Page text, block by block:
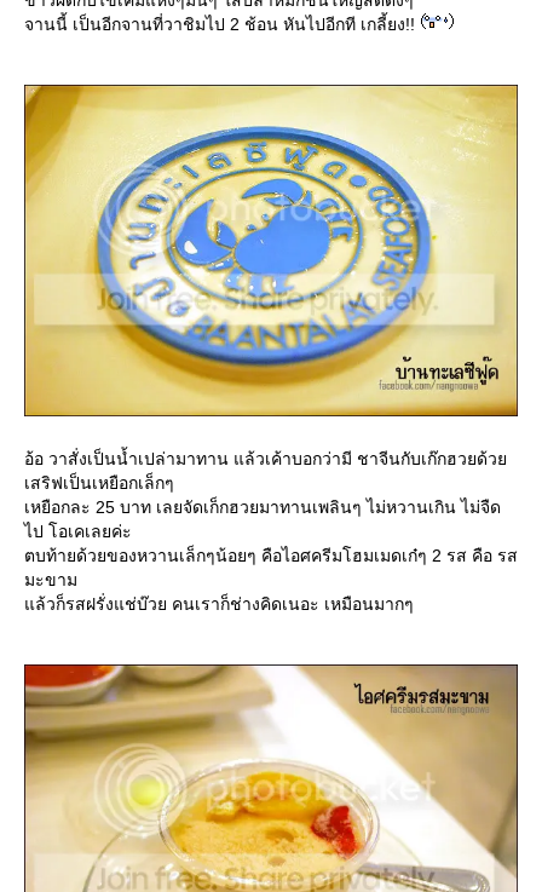
จานนี้ เป็นอีกจานที่วาชิมไป 2 ช้อน หันไปอีกที เกลี้ยง!!
อ้อ วาสั่งเป็นน้ำเปล่ามาทาน แล้วเค้าบอกว่ามี ชาจีนกับเก๊กฮวยด้ว
เสริฟเป็นเหยือกเล็กๆ
เหยือกละ 25 บาท เลยจัดเก็กฮวยมาทานเพลินๆ ไม่หวานเกิน ไม่จืด
ไป โอเคเลยค่ะ
ตบท้ายด้วยของหวานเล็กๆน้อยๆ คือไอศครีมโฮมเมดเก๋ๆ 2 รส คือ รส
มะขาม
ล้วก็รสฝรั่งแช่บ๊วย คนเราก็ช่างคิดเนอะ เหมือนมากๆ